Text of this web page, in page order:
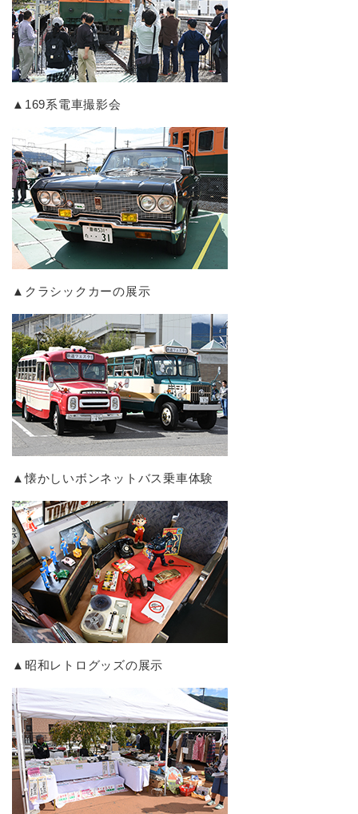
▲169系電車撮影会
▲クラシックカーの展示
▲懐かしいボンネットバス乗車体験
▲昭和レトログッズの展示